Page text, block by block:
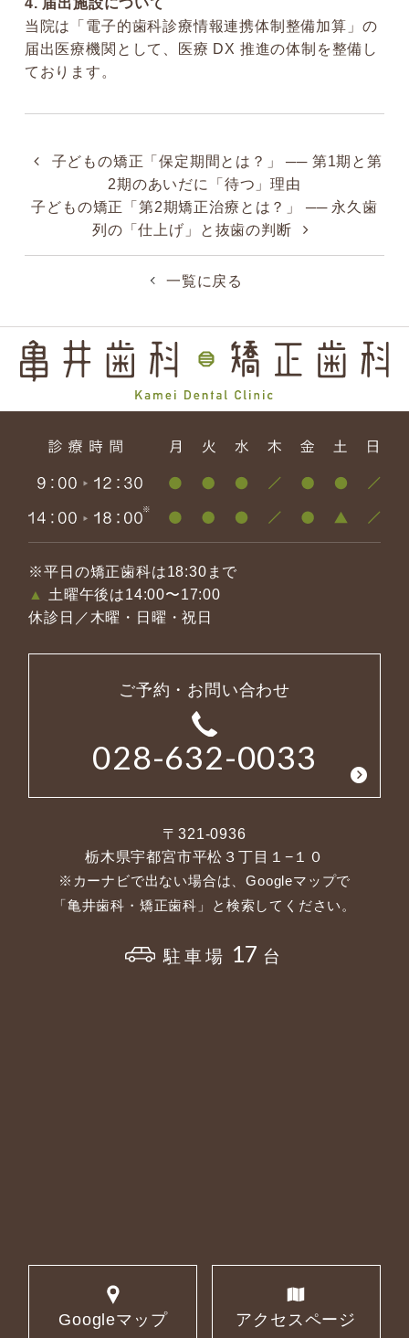
当院は「電子的歯科診療情報連携体制整備加算」の
届出医療機関として、医療 DX 推進の体制を整備し
ております。
子どもの矯正「保定期間とは？」 ── 第1期と第
2期のあいだに「待つ」理由
子どもの矯正「第2期矯正治療とは？」 ── 永久歯
列の「仕上げ」と抜歯の判断
一覧に戻る
※平日の矯正歯科は18:30まで
▲
土曜午後は14:00〜17:00
休診日／木曜・日曜・祝日
ご予約・お問い合わせ
028-632-0033
〒321-0936
栃木県宇都宮市平松３丁目１−１０
※カーナビで出ない場合は、Googleマップで
「亀井歯科・矯正歯科」と検索してください。
駐車場 17 台
Googleマップ アクセスページ